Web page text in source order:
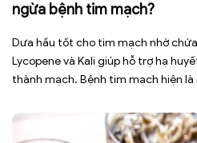
ngừa bệnh tim mạch?
Dưa hấu tốt cho tim mạch nhờ
Lycopene và Kali giúp hỗ trợ hạ
thành mạch. Bệnh tim mạch hiện
ngày có thể […]